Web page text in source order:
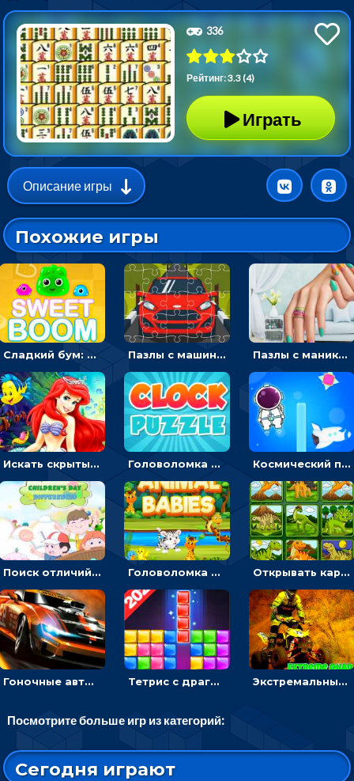
336
Рейтинг: 3.3 (4)
Играть
Описание игры
Похожие игры
Сладкий бум: тапнуть, чтобы взорвать желейки - головоломка Пазлы с машинами Форд: собирать картинки и открывать новые Пазлы с маникюром: собери идеальный рисунок для ногтей
Искать скрытый алфавит на картинках с мультяшными героями - головоломка для детей Головоломка с часами для детей: читать время по циферблату Космический побег: двигать космонавта, чтобы попасть к кораблю
Поиск отличий на картинках с детьми - головоломка Головоломка Звери-малыши: открывай карточки по очереди, чтобы найти одинаковые Открывать картинки с динозаврами и складывать в пары по памяти - головоломка
Гоночные авто в пазлах: разбей картинку и собери снова Тетрис с драгоценными камнями: расставляй блоки, чтобы получить линию - головоломка Экстремальные пазлы с квадроциклами: собирать крутые тачки
Посмотрите больше игр из категорий:
Сегодня играют